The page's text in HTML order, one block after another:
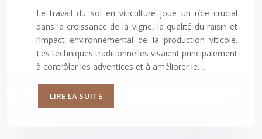
Le travail du sol en viticulture joue un rôle crucial
dans la croissance de la vigne, la qualité du raisin et
l’impact environnemental de la production viticole.
Les techniques traditionnelles visaient principalement
à contrôler les adventices et à améliorer le…
LIRE LA SUITE